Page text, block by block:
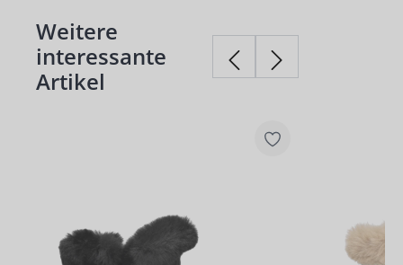
Produktgalerie überspringen
Weitere
interessante
Artikel